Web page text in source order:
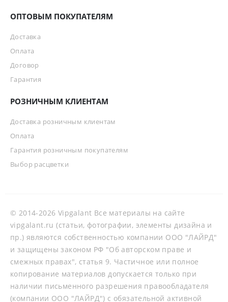
ОПТОВЫМ ПОКУПАТЕЛЯМ
Доставка
Оплата
Договор
Гарантия
РОЗНИЧНЫМ КЛИЕНТАМ
Доставка розничным клиентам
Оплата
Гарантия розничным покупателям
Выбор расцветки
© 2014-2026 Vipgalant Все материалы на сайте
vipgalant.ru (статьи, фотографии, элементы дизайна и
пр.) являются собственностью компании ООО "ЛАЙРД"
и защищены законом РФ "Об авторском праве и
смежных правах", статья 9. Частичное или полное
копирование материалов допускается только при
наличии письменного разрешения правообладателя
(компании ООО "ЛАЙРД") с обязательной активной